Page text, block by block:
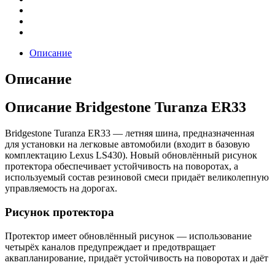
Описание
Описание
Описание Bridgestone Turanza ER33
Bridgestone Turanza ER33 — летняя шина, предназначенная
для установки на легковые автомобили (входит в базовую
комплектацию Lexus LS430). Новый обновлённый рисунок
протектора обеспечивает устойчивость на поворотах, а
используемый состав резиновой смеси придаёт великолепную
управляемость на дорогах.
Рисунок протектора
Протектор имеет обновлённый рисунок — использование
четырёх каналов предупреждает и предотвращает
аквапланирование, придаёт устойчивость на поворотах и даёт